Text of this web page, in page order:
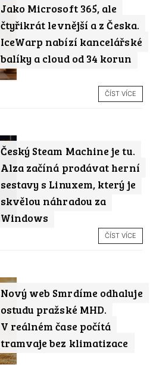
Jako Microsoft 365, ale
čtyřikrát levnější a z Česka.
IceWarp nabízí kancelářské
balíky a cloud od 34 korun
ČÍST VÍCE
Český Steam Machine je tu.
Alza začíná prodávat herní
sestavy s Linuxem, který je
skvělou náhradou za
Windows
ČÍST VÍCE
Nový web Smrdíme odhaluje
ostudu pražské MHD.
V reálném čase počítá
tramvaje bez klimatizace